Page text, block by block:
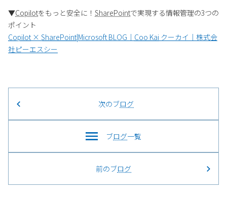
▼Copilotをもっと安全に！ SharePointで実現する情報管理の3つの
ポイント
Copilot × SharePoint|Microsoft BLOG｜ Coo Kai クーカイ｜株式会
社ピーエスシー
次のブログ
ブログ一覧
前のブログ